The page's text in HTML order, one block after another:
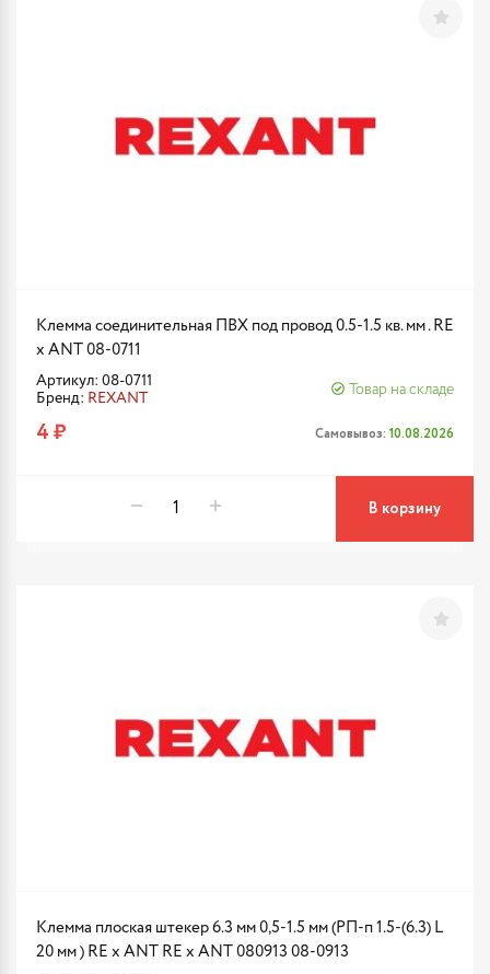
Клемма соединительная ПВХ под провод 0.5-1.5 кв. мм . RE
x ANT 08-0711
Артикул: 08-0711
Бренд: REXANT
Товар на складе
4 ₽ Самовывоз: 10.08.2026
В корзину
Клемма плоская штекер 6.3 мм 0,5-1.5 мм (РП-п 1.5-(6.3) L
20 мм ) RE x ANT RE x ANT 080913 08-0913